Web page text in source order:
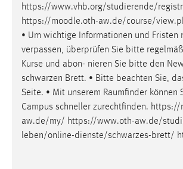
https://www.vhb.org/studierende/
https://moodle.oth-aw.de/course/
• Um wichtige Informationen und Fristen
verpassen, überprüfen Sie bitte
Kurse und abon- nieren Sie bitte den
schwarzen Brett. • Bitte beachten Sie,
Seite. • Mit unserem Raumfinder können
Campus schneller zurechtfinden. https://
aw.de/my/ https://www.oth-aw.de/
leben/online-dienste/schwarzes-brett/